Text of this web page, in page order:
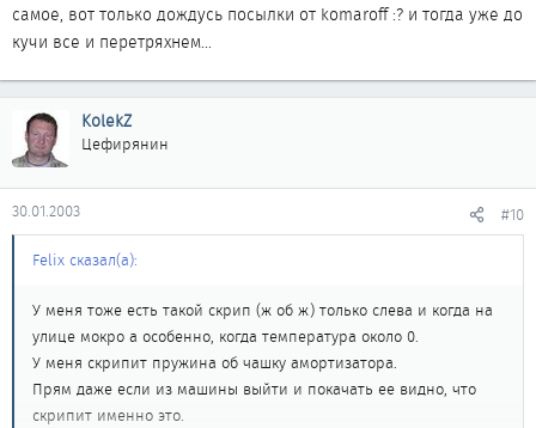
самое, вот только дождусь посылки от komaroff :? и тогда уже до
кучи все и перетряхнем...
KolekZ
Цефирянин
30.01.2003 #10
Felix сказал(а):
У меня тоже есть такой скрип (ж об ж) только слева и когда на
улице мокро а особенно, когда температура около 0.
У меня скрипит пружина об чашку амортизатора.
Прям даже если из машины выйти и покачать ее видно, что
скрипит именно это.